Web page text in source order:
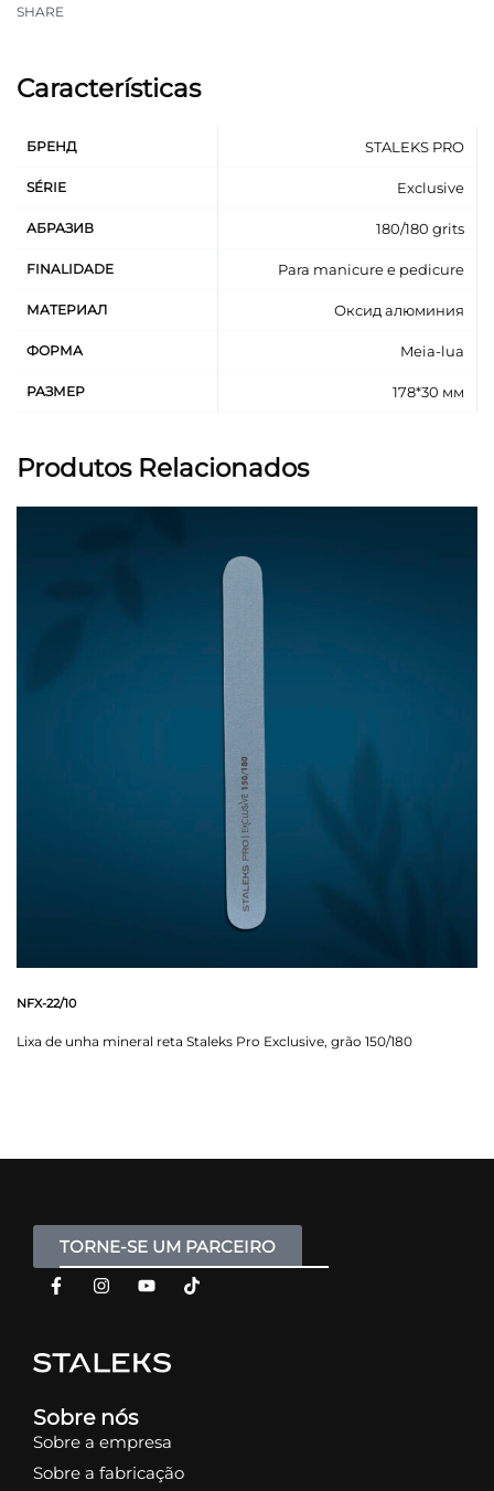
SHARE
Características
БРЕНД STALEKS PRO
SÉRIE Exclusive
АБРАЗИВ 180/180 grits
FINALIDADE Para manicure e pedicure
МАТЕРИАЛ Оксид алюминия
ФОРМА Meia-lua
РАЗМЕР 178*30 мм
Produtos Relacionados
NFX-22/10
Lixa de unha mineral reta Staleks Pro Exclusive, grão 150/180
TORNE-SE UM PARCEIRO
Sobre nós
Sobre a empresa
Sobre a fabricação